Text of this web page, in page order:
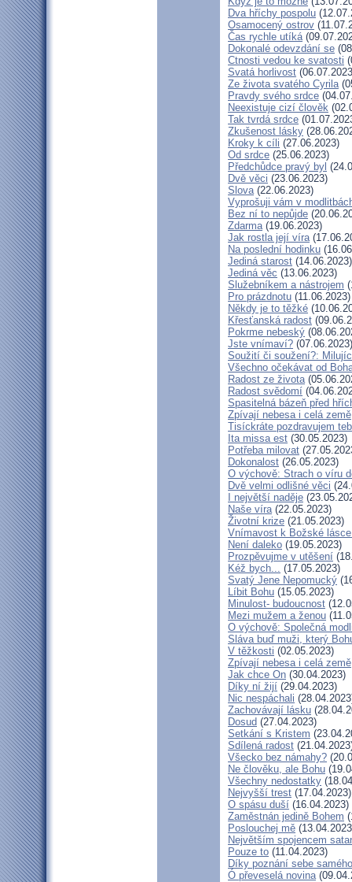
Dva hříchy pospolu
Osamocený ostrov
Čas rychle utíká
Dokonalé odevzdání se
Ctnosti vedou ke svatosti
Svatá horlivost
Ze života svatého Cyrila
Pravdy svého srdce
Neexistuje cizí člověk
Tak tvrdá srdce
Zkušenost lásky
Kroky k cíli (27.06.2023)
Od srdce (25.06.2023)
Předchůdce pravý byl
Dvě věci (23.06.2023)
Slova(22.06.2023)
Vyprošuji vám v
Bez ní to nepůjde
Zdarma(19.06.2023)
Jak rostla její víra
Na poslední hodinku
Jediná starost (14.06.2023)
Jediná věc (13.06.2023)
Služebníkem a nástrojem
Pro prázdnotu (11.06.2023)
Někdy je to těžké
Křesťanská radost
Pokrme nebeský
Jste vnímaví? (07.06.2023)
Soužití či soužení?:
Všechno očekávat od
Radost ze života
Radost svědomí
Spasitelná bázeň před
Zpívají nebesa i celá země
Tisíckráte pozdravujem
Ita missa est (30.05.2023)
Potřeba milovat
Dokonalost (26.05.2023)
O výchově: Strach o víru
Dvě velmi odlišné věci
I největší naděje
Naše víra(22.05.2023)
Životní krize (21.05.2023)
Vnímavost k Božské
Není daleko (19.05.2023)
Prozpěvujme v utěšení
Kéž bych... (17.05.2023)
Svatý Jene Nepomucký
Líbit Bohu (15.05.2023)
Minulost- budoucnost
Mezi mužem a ženou
O výchově: Společná
Sláva buď muži, který
V těžkosti (02.05.2023)
Zpívají nebesa i celá země
Jak chce On (30.04.2023)
Díky ní žijí (29.04.2023)
Nic nespáchali
Zachovávají lásku
Dosud (27.04.2023)
Setkání s Kristem
Sdílená radost
Všecko bez námahy?
Ne člověku, ale Bohu
Všechny nedostatky
Nejvyšší trest (17.04.2023)
O spásu duší (16.04.2023)
Zaměstnán jedině Bohem
Poslouchej mě
Největším spojencem
Pouze to (11.04.2023)
Díky poznání sebe samého
Ó převeselá novina